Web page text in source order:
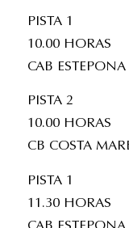
PISTA 1
10.00 HORAS
CAB
PISTA 2
10.00 HORAS
CB COSTA
PISTA 1
11.30 HORAS